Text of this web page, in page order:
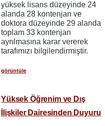
yüksek lisans düzeyinde 24
alanda 28 kontenjan ve
doktora düzeyinde 29 alanda
toplam 33 kontenjan
ayrılmasına karar vererek
tarafımızı bilgilendirmiştir.
görüntüle
Yüksek Öğrenim ve Dış
İlişkiler Dairesinden Duyuru